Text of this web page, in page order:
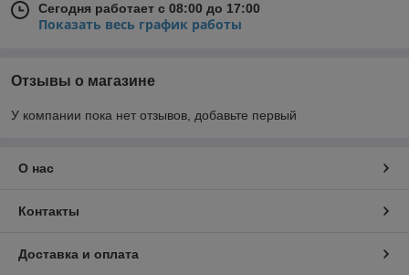
Сегодня работает с 08:00 до 17:00
Показать весь график работы
Отзывы о магазине
У компании пока нет отзывов, добавьте первый
О нас
Контакты
Доставка и оплата